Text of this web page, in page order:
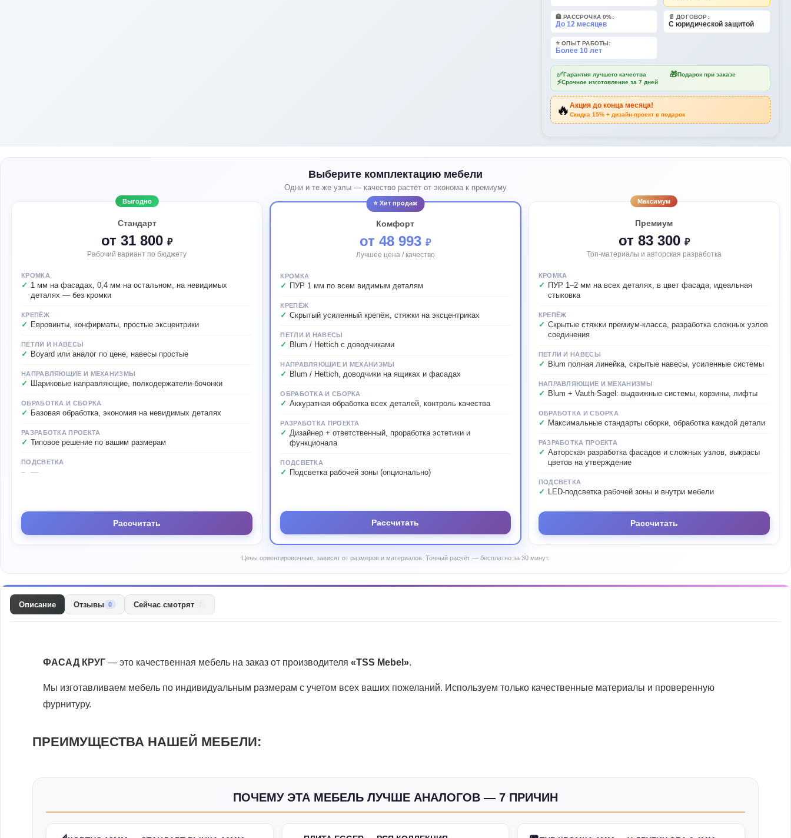
🏦 РАССРОЧКА 0%:
До 12 месяцев
📄 ДОГОВОР:
С юридической защитой
⭐ ОПЫТ РАБОТЫ:
Более 10 лет
✅Гарантия лучшего качества 🎁Подарок при заказе
⚡Срочное изготовление за 7 дней
🔥Акция до конца месяца!
Скидка 15% + дизайн-проект в подарок
Выберите комплектацию мебели
Одни и те же узлы — качество растёт от эконома к премиуму
Выгодно
Стандарт
от 31 800₽
Рабочий вариант по бюджету
КРОМКА
1 мм на фасадах, 0,4 мм на остальном, на невидимых
деталях — без кромки
КРЕПЁЖ
Евровинты, конфирматы, простые эксцентрики
ПЕТЛИ И НАВЕСЫ
Boyard или аналог по цене, навесы простые
НАПРАВЛЯЮЩИЕ И МЕХАНИЗМЫ
Шариковые направляющие, полкодержатели-бочонки
ОБРАБОТКА И СБОРКА
Базовая обработка, экономия на невидимых деталях
РАЗРАБОТКА ПРОЕКТА
Типовое решение по вашим размерам
ПОДСВЕТКА
—
Рассчитать
⭐ Хит продаж
Комфорт
от 48 993₽
Лучшее цена / качество
КРОМКА
ПУР 1 мм по всем видимым деталям
КРЕПЁЖ
Скрытый усиленный крепёж, стяжки на эксцентриках
ПЕТЛИ И НАВЕСЫ
Blum / Hettich с доводчиками
НАПРАВЛЯЮЩИЕ И МЕХАНИЗМЫ
Blum / Hettich, доводчики на ящиках и фасадах
ОБРАБОТКА И СБОРКА
Аккуратная обработка всех деталей, контроль качества
РАЗРАБОТКА ПРОЕКТА
Дизайнер + ответственный, проработка эстетики и
функционала
ПОДСВЕТКА
Подсветка рабочей зоны (опционально)
Рассчитать
Максимум
Премиум
от 83 300 ₽
Топ-материалы и авторская разработка
КРОМКА
ПУР 1–2 мм на всех деталях, в цвет фасада, идеальная
стыковка
КРЕПЁЖ
Скрытые стяжки премиум-класса, разработка сложных узлов
соединения
ПЕТЛИ И НАВЕСЫ
Blum полная линейка, скрытые навесы, усиленные системы
НАПРАВЛЯЮЩИЕ И МЕХАНИЗМЫ
Blum + Vauth-Sagel: выдвижные системы, корзины, лифты
ОБРАБОТКА И СБОРКА
Максимальные стандарты сборки, обработка каждой детали
РАЗРАБОТКА ПРОЕКТА
Авторская разработка фасадов и сложных узлов, выкрасы
цветов на утверждение
ПОДСВЕТКА
LED-подсветка рабочей зоны и внутри мебели
Рассчитать
Цены ориентировочные, зависят от размеров и материалов. Точный расчёт — бесплатно за 30 минут.
Описание Отзывы 0 Сейчас смотрят
ФАСАД КРУГ — это качественная мебель на заказ от производителя «TSS Mebel».
Мы изготавливаем мебель по индивидуальным размерам с учетом всех ваших пожеланий. Используем только качественные материалы и проверенную
фурнитуру.
ПРЕИМУЩЕСТВА НАШЕЙ МЕБЕЛИ:
ПОЧЕМУ ЭТА МЕБЕЛЬ ЛУЧШЕ АНАЛОГОВ — 7 ПРИЧИН